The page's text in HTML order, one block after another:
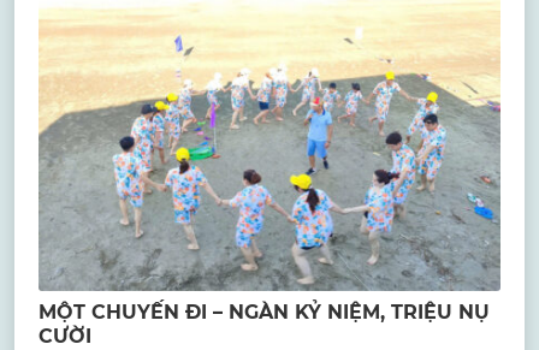
MỘT CHUYẾN ĐI – NGÀN KỶ NIỆM, TRIỆU NỤ
CƯỜI